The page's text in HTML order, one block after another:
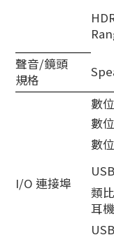
聲音/鏡頭
規格
I/O 連接埠
數
數
數
類比
耳